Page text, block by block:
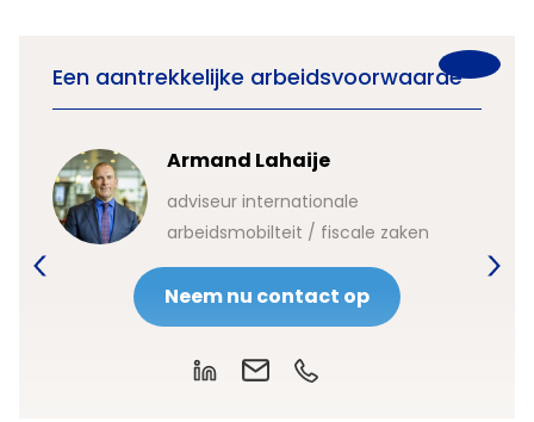
Een aantrekkelijke arbeidsvoorwaarde
Armand Lahaije
adviseur internationale
arbeidsmobilteit / fiscale zaken
Neem nu contact op